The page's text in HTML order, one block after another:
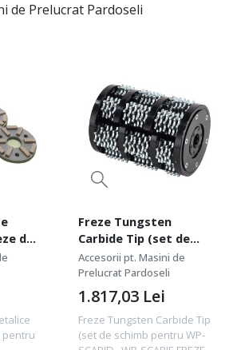
de Prelucrat Pardoseli
de
pentru
Freze Tungsten
Carbide Tip (set de
schimb pentru WP-
SCARIF) - WP-SCARIF-
FREZE-TCT
Accesorii pt. Masini de
Prelucrat Pardoseli
Freze Tungsten Carbide Tip
(set de schimb pentru WP-
1.817,03 Lei